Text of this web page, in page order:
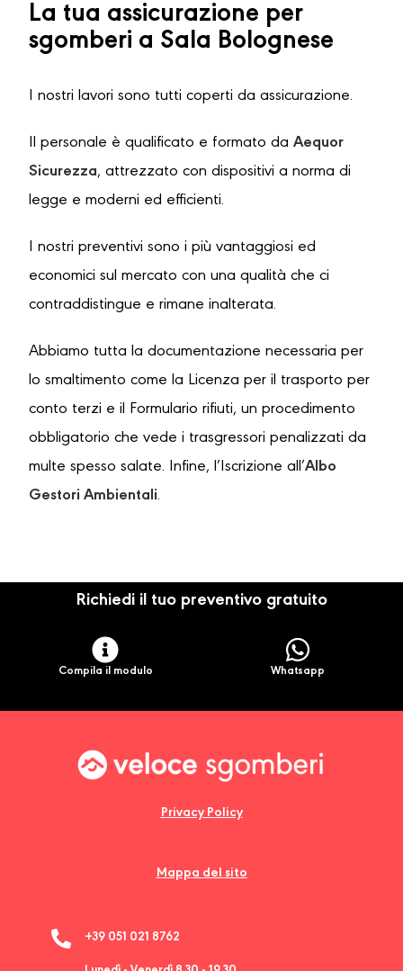
La tua assicurazione per
sgomberi a Sala Bolognese
I nostri lavori sono tutti coperti da assicurazione.
Il personale è qualificato e formato da Aequor
Sicurezza, attrezzato con dispositivi a norma di
legge e moderni ed efficienti.
I nostri preventivi sono i più vantaggiosi ed
economici sul mercato con una qualità che ci
contraddistingue e rimane inalterata.
Abbiamo tutta la documentazione necessaria per
lo smaltimento come la Licenza per il trasporto per
conto terzi e il Formulario rifiuti, un procedimento
obbligatorio che vede i trasgressori penalizzati da
multe spesso salate. Infine, l’Iscrizione all’Albo
Gestori Ambientali.
Richiedi il tuo preventivo gratuito
Compila il modulo Whatsapp
Privacy Policy
Mappa del sito
+39 051 021 8762